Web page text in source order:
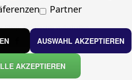
Shop. Alle Rechte vorbehalten.
Partner
AUSWAHL AKZEPTIEREN
AKZEPTIEREN